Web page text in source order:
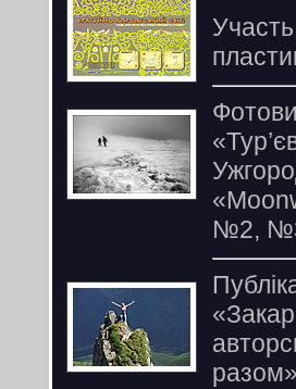
№2,